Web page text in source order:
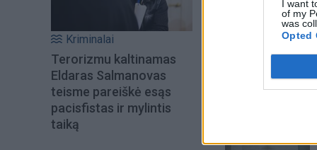
I want
of my
was
Opted
Kriminalai
Terorizmu kaltinamas
Eldaras Salmanovas
teisme pareiškė esąs
pacisfistas ir mylintis
taiką
Šiuo metu